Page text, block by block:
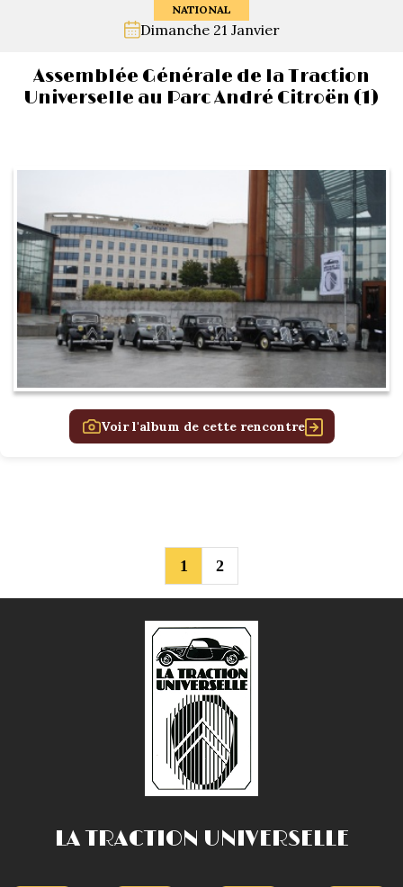
NATIONAL
Dimanche 21 Janvier
Assemblée Générale de la Traction
Universelle au Parc André Citroën (1)
Voir l'album de cette rencontre
1 2
LA TRACTION UNIVERSELLE